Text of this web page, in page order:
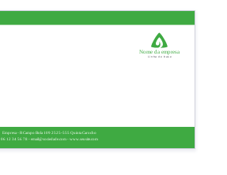
06 12 34 56 78 - email@sociedade.com - www.seusite.com
Empresa - R Campo Bola 109 2525-555 Quinta Carocho
Nome da empresa
Linha de base